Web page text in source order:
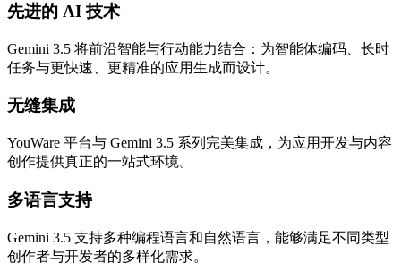
先进的 AI 技术
Gemini 3.5 将前沿智能与行动能力结合：为智能体编码、长时
任务与更快速、更精准的应用生成而设计。
无缝集成
YouWare 平台与 Gemini 3.5 系列完美集成，为应用开发与内容
创作提供真正的一站式环境。
多语言支持
Gemini 3.5 支持多种编程语言和自然语言，能够满足不同类型
创作者与开发者的多样化需求。